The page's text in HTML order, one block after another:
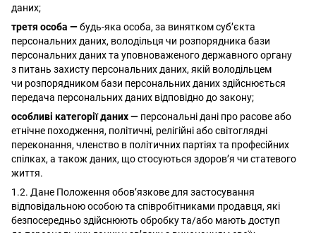
даних;
третя особа —будь-яка особа, за винятком суб’єкта
персональних даних, володільця чи розпорядника бази
персональних даних та уповноваженого державного органу
з питань захисту персональних даних, якій володільцем
чи розпорядником бази персональних даних здійснюється
передача персональних даних відповідно до закону;
особливі категорії даних — персональні дані про расове або
етнічне походження, політичні, релігійні або світоглядні
переконання, членство в політичних партіях та професійних
спілках, а також даних, що стосуються здоров’я чи статевого
життя.
1.2. Дане Положення обов’язкове для застосування
відповідальною особою та співробітниками продавця, які
безпосередньо здійснюють обробку та/або мають доступ